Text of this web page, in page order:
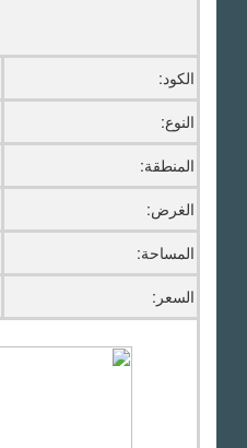
الكود:
النوع:
المنطقة:
الغرض:
المساحة:
السعر: